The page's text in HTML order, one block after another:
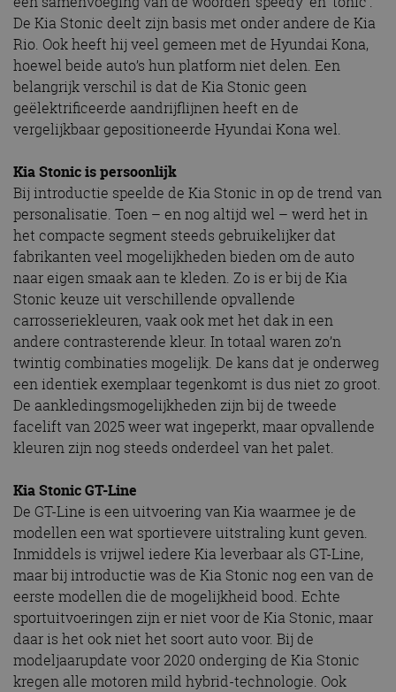
De Kia Stonic deelt zijn basis met onder andere de Kia
Rio. Ook heeft hij veel gemeen met de Hyundai Kona,
hoewel beide auto’s hun platform niet delen. Een
belangrijk verschil is dat de Kia Stonic geen
geëlektrificeerde aandrijflijnen heeft en de
vergelijkbaar gepositioneerde Hyundai Kona wel.
Kia Stonic is persoonlijk
Bij introductie speelde de Kia Stonic in op de trend van
personalisatie. Toen – en nog altijd wel – werd het in
het compacte segment steeds gebruikelijker dat
fabrikanten veel mogelijkheden bieden om de auto
naar eigen smaak aan te kleden. Zo is er bij de Kia
Stonic keuze uit verschillende opvallende
carrosseriekleuren, vaak ook met het dak in een
andere contrasterende kleur. In totaal waren zo’n
twintig combinaties mogelijk. De kans dat je onderweg
een identiek exemplaar tegenkomt is dus niet zo groot.
De aankledingsmogelijkheden zijn bij de tweede
facelift van 2025 weer wat ingeperkt, maar opvallende
kleuren zijn nog steeds onderdeel van het palet.
Kia Stonic GT-Line
De GT-Line is een uitvoering van Kia waarmee je de
modellen een wat sportievere uitstraling kunt geven.
Inmiddels is vrijwel iedere Kia leverbaar als GT-Line,
maar bij introductie was de Kia Stonic nog een van de
eerste modellen die de mogelijkheid bood. Echte
sportuitvoeringen zijn er niet voor de Kia Stonic, maar
daar is het ook niet het soort auto voor. Bij de
modeljaarupdate voor 2020 onderging de Kia Stonic
kregen alle motoren mild hybrid-technologie. Ook